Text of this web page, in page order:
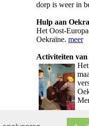
dorp is weer in
Hulp aan
Het Oost-
Oekraïne. meer
Activiteiten